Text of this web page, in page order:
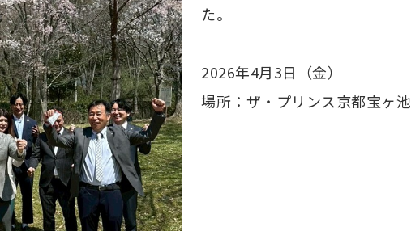
た。
2026年4月3日（金）
場所：ザ・プリンス京都宝ヶ池